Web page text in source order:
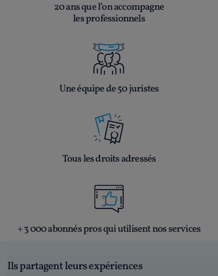
20 ans que l’on accompagne
les professionnels
Une équipe de 50 juristes
Tous les droits adressés
+ 3 000 abonnés pros qui utilisent nos services
Ils partagent leurs expériences